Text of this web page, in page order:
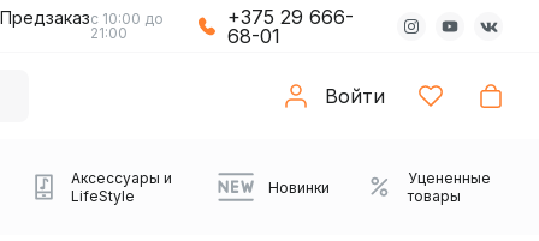
Предзаказс 10:00 до
21:00
+375 29 666-
68-01
Войти
Аксессуары и
LifeStyle
Новинки
Уцененные
товары